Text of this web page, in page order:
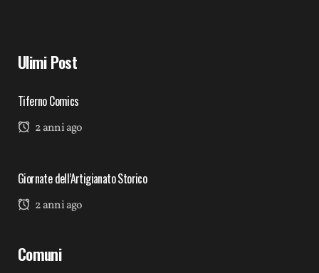
Ulimi Post
Tiferno Comics
2 anni ago
Giornate dell’Artigianato Storico
2 anni ago
Comuni